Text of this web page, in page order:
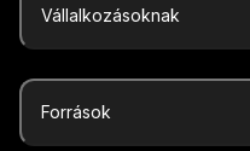
Vállalkozásoknak
Források